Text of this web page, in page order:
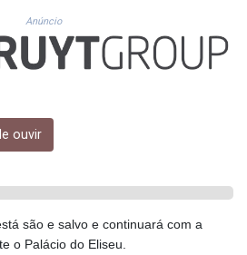
ERN 17.285099
ETB 185.946995
FJD 2.551799
FKP 0.85598
GEL 3.013365
GGP 0.85598
GHS 13.522718
Anúncio
ouvir
são e salvo e continuará com a
o Palácio do Eliseu.